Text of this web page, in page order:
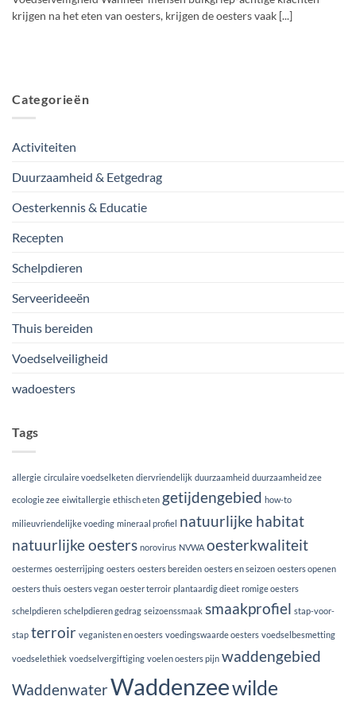
krijgen na het eten van oesters, krijgen de oesters vaak [...]
Categorieën
Activiteiten
Duurzaamheid & Eetgedrag
Oesterkennis & Educatie
Recepten
Schelpdieren
Serveerideeën
Thuis bereiden
Voedselveiligheid
wadoesters
Tags
allergie circulaire voedselketen diervriendelijk duurzaamheid duurzaamheid zee
ecologie zee eiwitallergie ethisch eten getijdengebied how-to
milieuvriendelijke voeding mineraal profiel natuurlijke habitat
natuurlijke oesters norovirus NVWA oesterkwaliteit
oestermes oesterrijping oesters oesters bereiden oesters en seizoen oesters openen
oesters thuis oesters vegan oester terroir plantaardig dieet romige oesters
schelpdieren schelpdieren gedrag seizoenssmaak smaakprofiel stap-voor-
stap terroir veganisten en oesters voedingswaarde oesters voedselbesmetting
voedselethiek voedselvergiftiging voelen oesters pijn waddengebied
WaddenwaterWaddenzeewilde